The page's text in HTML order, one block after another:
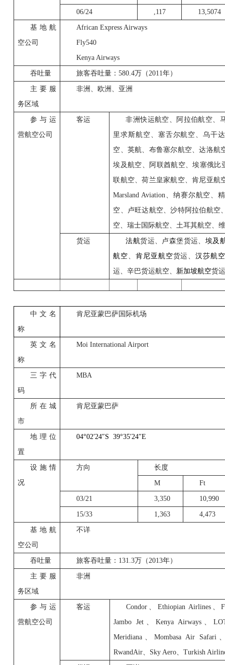
06/24 ,117 13,5074
基地航
空公司
African Express Airways
Fly540
Kenya Airways
吞吐量 旅客吞吐量：580.4万（2011年）
主要服
务区域
非洲、欧洲、亚洲
参与运
营航空公司
客运
非洲快运航空、阿拉伯航空、
里求斯航空、塞舌尔航空、乌干
空、英航、布鲁塞尔航空、达洛航
埃及航空、阿联酋航空、埃塞俄比
联航空、荷兰皇家航空、肯尼亚航
Marsland Aviation、纳赛尔航空、
空、卢旺达航空、沙特阿拉伯航空
空、瑞士国际航空、土耳其航空、
货运 法航货运、卢森堡货运、 埃及
航空、肯尼亚航空货运、汉莎航空
运、辛巴货运航空、 新加坡航空货
中文名
称
肯尼亚蒙巴萨国际机场
英文名
称
Moi International Airport
三字代
码
MBA
所在城
市
肯尼亚蒙巴萨
地理位
置
04°02′24″S 39°35′24″E
设施情
况
方向 长度
M Ft
03/21 3,350 10,990
15/33 1,363 4,473
基地航
空公司
不详
吞吐量 旅客吞吐量： 131.3万（2013年）
主要服
务区域
非洲
参与运
营航空公司
客运 Condor 、 Ethiopian Airlines、
Jambo Jet 、Kenya Airways 、
Meridiana 、Mombasa Air Safari
RwandAir、 Sky Aero、Turkish